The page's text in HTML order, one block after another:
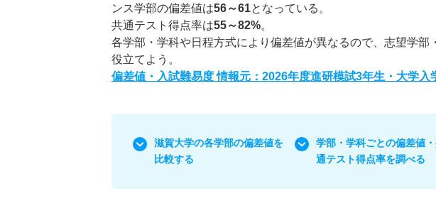
ンス学部の偏差値は56～61となっている。
共通テスト得点率は55～82%。
各学部・学科や日程方式により偏差値が異なるので、志望学部
役立てよう。
偏差値・入試難易度 情報元：2026年度進研模試3年生・大学入
滋賀大学の各学部の偏差値を
比較する
学部・学科ごとの偏差値
通テスト得点率を調べる